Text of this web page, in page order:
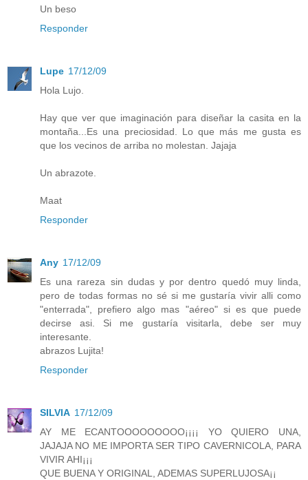
Un beso
Responder
Lupe 17/12/09
Hola Lujo.
Hay que ver que imaginación para diseñar la casita en la
montaña...Es una preciosidad. Lo que más me gusta es
que los vecinos de arriba no molestan. Jajaja
Un abrazote.
Maat
Responder
Any 17/12/09
Es una rareza sin dudas y por dentro quedó muy linda,
pero de todas formas no sé si me gustaría vivir alli como
"enterrada", prefiero algo mas "aéreo" si es que puede
decirse asi. Si me gustaría visitarla, debe ser muy
interesante.
abrazos Lujita!
Responder
SILVIA 17/12/09
AY ME ECANTOOOOOOOOO¡¡¡¡ YO QUIERO UNA,
JAJAJA NO ME IMPORTA SER TIPO CAVERNICOLA, PARA
VIVIR AHI¡¡¡
QUE BUENA Y ORIGINAL, ADEMAS SUPERLUJOSA¡¡